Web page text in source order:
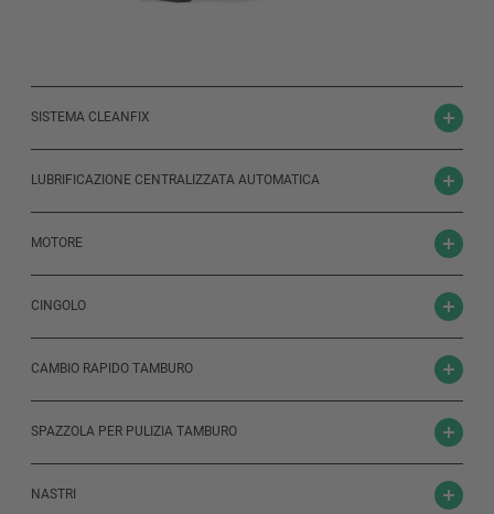
SISTEMA CLEANFIX
LUBRIFICAZIONE CENTRALIZZATA AUTOMATICA
MOTORE
CINGOLO
CAMBIO RAPIDO TAMBURO
SPAZZOLA PER PULIZIA TAMBURO
NASTRI